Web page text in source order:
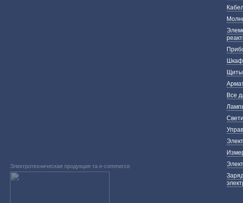
Щиты
Все
Электротехническая продукция та e-commerce